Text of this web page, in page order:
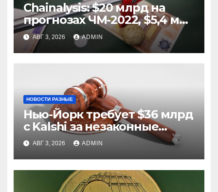
Chainalysis: $20 млрд на
прогнозах ЧМ-2022, $5,4 млн
из них незаконные
АВГ 3, 2026 ADMIN
НОВОСТИ РАЗНЫЕ
Нью-Йорк требует $36 млрд
с Kalshi за незаконные
ставки
АВГ 3, 2026 ADMIN